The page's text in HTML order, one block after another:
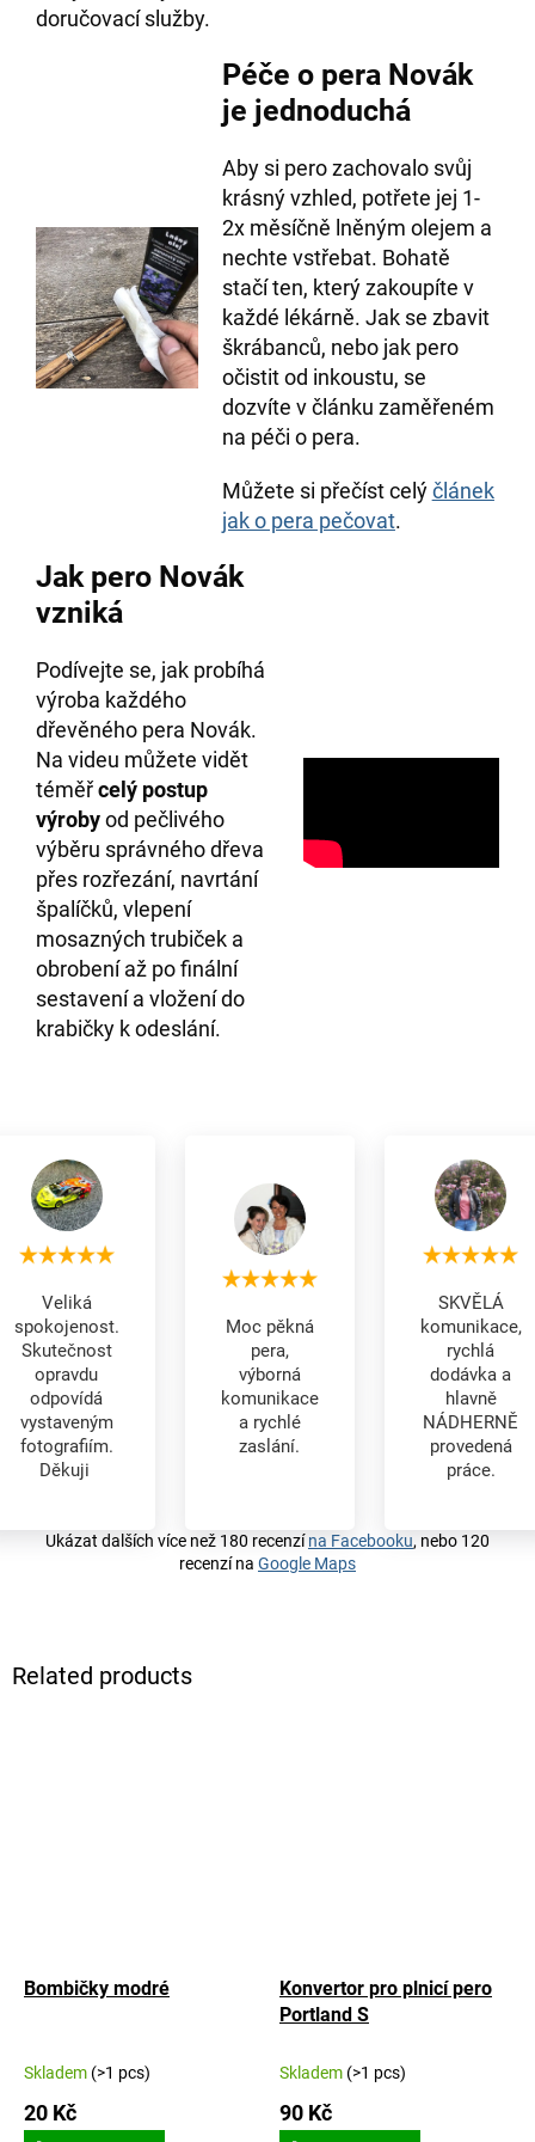
Related products
Bombičky modré
Skladem (>1 pcs)
20 Kč
Konvertor pro plnicí pero
Portland S
Skladem (>1 pcs)
90 Kč
doručovací služby.
Péče o pera Novák
je jednoduchá
Aby si pero zachovalo svůj
krásný vzhled, potřete jej 1-
2x měsíčně lněným olejem a
nechte vstřebat. Bohatě
stačí ten, který zakoupíte v
každé lékárně. Jak se zbavit
škrábanců, nebo jak pero
očistit od inkoustu, se
dozvíte v článku zaměřeném
na péči o pera.
Můžete si přečíst celýčlánek
jak o pera pečovat.
Jak pero Novák
vzniká
Podívejte se, jak probíhá
výroba každého
dřevěného pera Novák.
Na videu můžete vidět
téměřcelý postup
výrobyod pečlivého
výběru správného dřeva
přes rozřezání, navrtání
špalíčků, vlepení
mosazných trubiček a
obrobení až po finální
sestavení a vložení do
krabičky k odeslání.
Veliká
spokojenost.
Skutečnost
opravdu
odpovídá
vystaveným
fotografiím.
Děkuji
Moc pěkná
pera,
výborná
komunikace
a rychlé
zaslání.
SKVĚLÁ
komunikace,
rychlá
dodávka a
hlavně
NÁDHERNĚ
provedená
práce.
Ukázat dalších více než 180 recenzína Facebooku, nebo 120
recenzí na Google Maps